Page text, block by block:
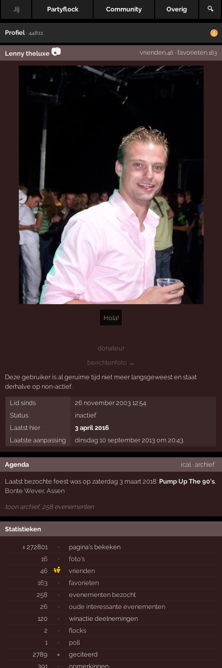
Jij Partyflock Community Overig 🔍
Profiel · 44811
Lenny theluxe 📷 vrienden,46 · favorieten,163
Hola!
donateur
berichtenfoto →
Deze gebruiker is al geruime tijd niet meer langsgeweest en staat
derhalve op non-actief.
Lid sinds
26 november 2003 12:54
Status
inactief
Laatst hier
3 april 2016
Laatste aanpassing
dinsdag 10 september 2013 om 20:43
Agenda ical · archief
Laatst bezochte feest was op zaterdag 3 maart 2018: Pump Up The 90's,
Bonte Wever,Assen
toon archief, 258 evenementen
Statistieken
± 272801 ·
pagina's bekeken
16
·
foto's
46
vrienden
163
·
favorieten
258
·
evenementen bezocht
26
·
oude interessante evenementen
120
·
winactie deelnemingen
2
·
flocks
1
·
poll
2789
×
geciteerd
391
· opmerkingen